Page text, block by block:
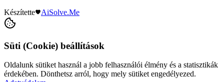
Készítette
AiSolve.Me
Süti (Cookie) beállítások
Oldalunk sütiket használ a jobb felhasználói élmény és a statisztikák
érdekében. Dönthetsz arról, hogy mely sütiket engedélyezed.